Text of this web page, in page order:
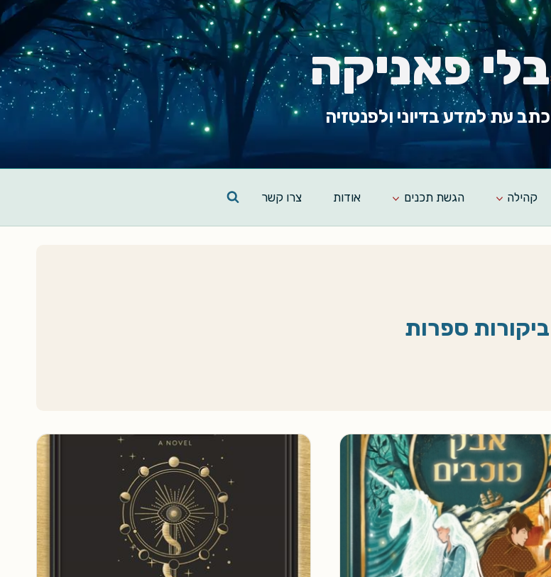
בלי פאניקה
כתב עת למדע בדיוני ולפנטזיה
קהילה הגשת תכנים אודות צרו קשר
ביקורות ספרות